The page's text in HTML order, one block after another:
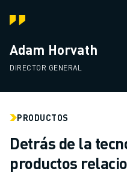
Adam Horvath
DIRECTOR GENERAL
PRODUCTOS
Detrás de la
productos